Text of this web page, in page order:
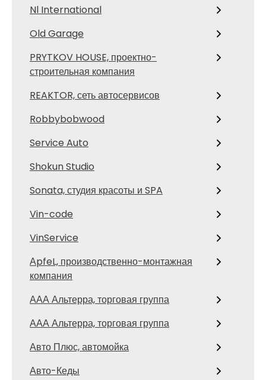
Nl International
Old Garage
PRYTKOV HOUSE, проектно-
строительная компания
REAKTOR, сеть автосервисов
Robbybobwood
Service Auto
Shokun Studio
Sonata, студия красоты и SPA
Vin-code
VinService
АpfeL, производственно-монтажная
компания
ААА Альтерра, торговая группа
ААА Альтерра, торговая группа
Авто Плюс, автомойка
Авто-Кеды